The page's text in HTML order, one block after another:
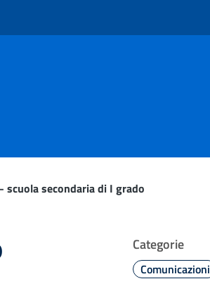
secondaria di I grado
Categorie
Comunicazioni